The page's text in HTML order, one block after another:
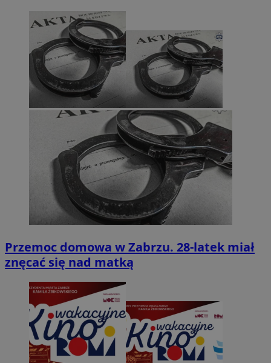
Przemoc domowa w Zabrzu. 28-latek miał
znęcać się nad matką